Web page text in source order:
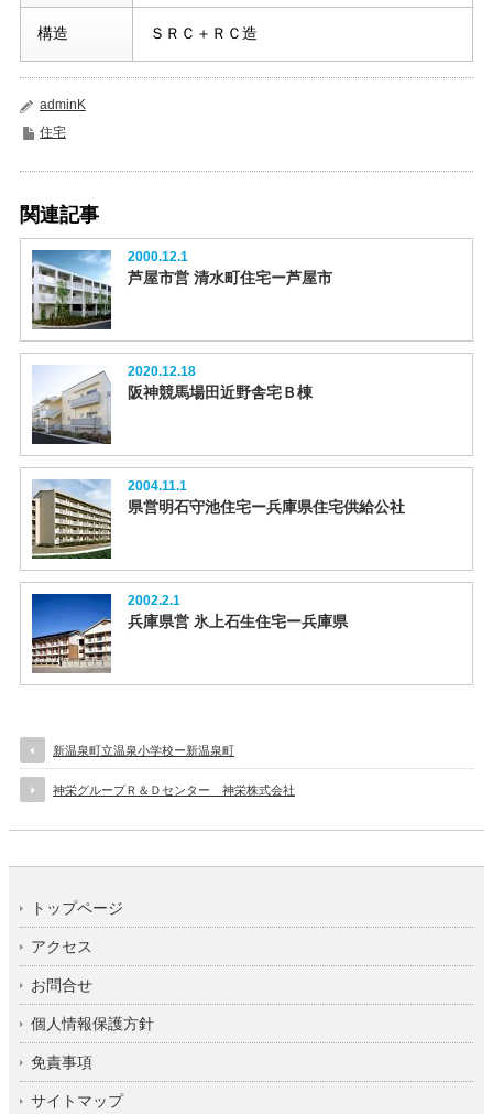
構造 ＳＲＣ＋ＲＣ造
adminK
住宅
関連記事
2000.12.1
芦屋市営 清水町住宅ー芦屋市
2020.12.18
阪神競馬場田近野舎宅Ｂ棟
2004.11.1
県営明石守池住宅ー兵庫県住宅供給公社
2002.2.1
兵庫県営 氷上石生住宅ー兵庫県
新温泉町立温泉小学校ー新温泉町
神栄グループＲ＆Ｄセンター 神栄株式会社
トップページ
アクセス
お問合せ
個人情報保護方針
免責事項
サイトマップ